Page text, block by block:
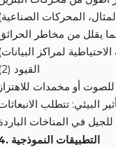
(2) القيود
4. التطبيقات النموذجية